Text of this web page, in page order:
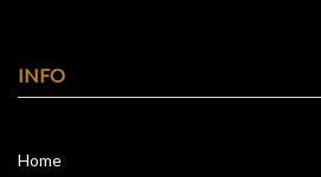
INFO
Home